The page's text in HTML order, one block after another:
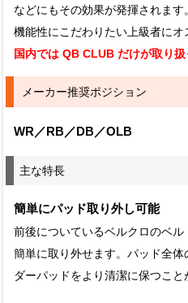
などにもその効果が発揮されます
機能性にこだわりたい上級者にオ
国内では QB CLUB だけが取り扱
メーカー推奨ポジション
WR／RB／DB／OLB
主な特長
簡単にパッド取り外し可能
前後についているベルクロのベ
簡単に取り外せます。パッド全
ダーパッドをより清潔に保つこと